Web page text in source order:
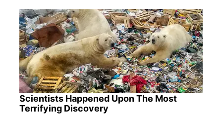
Scientists Happened Upon The Most
Terrifying Discovery